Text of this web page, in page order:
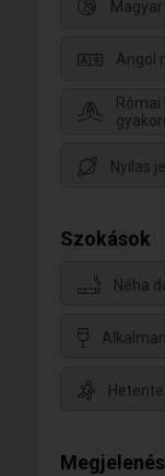
Angol
Nyilas
Szokások
Néha
Megjelenés